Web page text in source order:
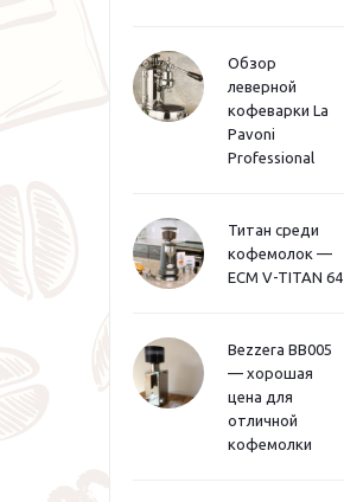
Обзор
леверной
кофеварки La
Pavoni
Professional
Титан среди
кофемолок —
ECM V-TITAN 64
Bezzera BB005
— хорошая
цена для
отличной
кофемолки